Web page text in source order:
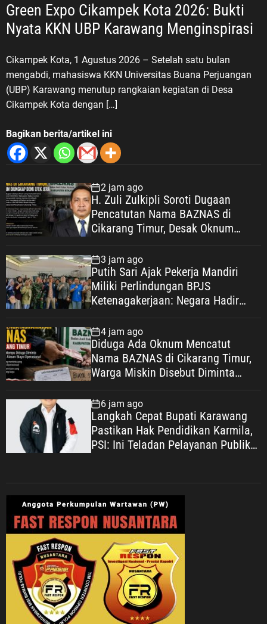
Green Expo Cikampek Kota 2026: Bukti
Nyata KKN UBP Karawang Menginspirasi
Cikampek Kota, 1 Agustus 2026 – Setelah satu bulan
mengabdi, mahasiswa KKN Universitas Buana Perjuangan
(UBP) Karawang menutup rangkaian kegiatan di Desa
Cikampek Kota dengan […]
Bagikan berita/artikel ini
2 jam ago
H. Zuli Zulkipli Soroti Dugaan
Pencatutan Nama BAZNAS di
Cikarang Timur, Desak Oknum
3 jam ago
Putih Sari Ajak Pekerja Mandiri
Miliki Perlindungan BPJS
Ketenagakerjaan: Negara Hadir
Kesejahteraan
4 jam ago
Diduga Ada Oknum Mencatut
Nama BAZNAS di Cikarang Timur,
Warga Miskin Disebut Diminta
Operasional
6 jam ago
Langkah Cepat Bupati Karawang
Pastikan Hak Pendidikan Karmila,
PSI: Ini Teladan Pelayanan Publik